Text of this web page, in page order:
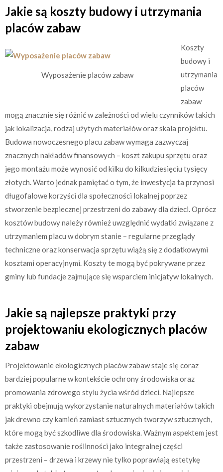
Jakie są koszty budowy i utrzymania
placów zabaw
Wyposażenie placów zabaw
Koszty
budowy i
utrzymania
placów
zabaw
mogą znacznie się różnić w zależności od wielu czynników takich
jak lokalizacja, rodzaj użytych materiałów oraz skala projektu.
Budowa nowoczesnego placu zabaw wymaga zazwyczaj
znacznych nakładów finansowych – koszt zakupu sprzętu oraz
jego montażu może wynosić od kilku do kilkudziesięciu tysięcy
złotych. Warto jednak pamiętać o tym, że inwestycja ta przynosi
długofalowe korzyści dla społeczności lokalnej poprzez
stworzenie bezpiecznej przestrzeni do zabawy dla dzieci. Oprócz
kosztów budowy należy również uwzględnić wydatki związane z
utrzymaniem placu w dobrym stanie – regularne przeglądy
techniczne oraz konserwacja sprzętu wiążą się z dodatkowymi
kosztami operacyjnymi. Koszty te mogą być pokrywane przez
gminy lub fundacje zajmujące się wsparciem inicjatyw lokalnych.
Jakie są najlepsze praktyki przy
projektowaniu ekologicznych placów
zabaw
Projektowanie ekologicznych placów zabaw staje się coraz
bardziej popularne w kontekście ochrony środowiska oraz
promowania zdrowego stylu życia wśród dzieci. Najlepsze
praktyki obejmują wykorzystanie naturalnych materiałów takich
jak drewno czy kamień zamiast sztucznych tworzyw sztucznych,
które mogą być szkodliwe dla środowiska. Ważnym aspektem jest
także zastosowanie roślinności jako integralnej części
przestrzeni – drzewa i krzewy nie tylko poprawiają estetykę